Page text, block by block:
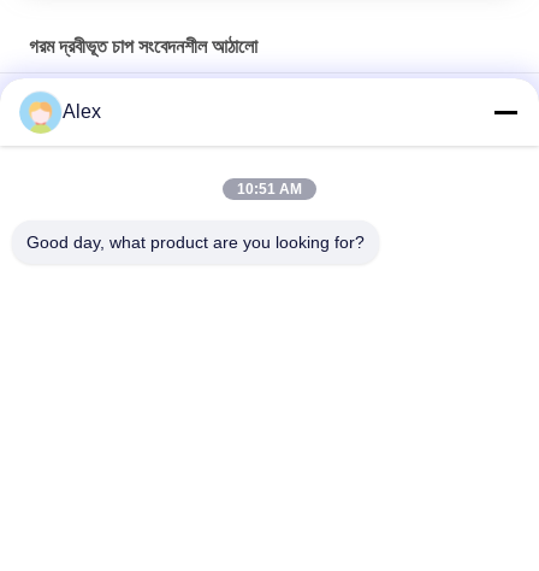
গরম দ্রবীভূত চাপ সংবেদনশীল আঠালো
ভালো তাপ-প্রতিরোধী এবং উচ্চ শিয়ার শক্তি সম্পন্ন পিএসএ আঠা, ডিজিটাল লেবেলের জন্য
হট মেল্ট আঠা
Alex
10:51 AM
Good day, what product are you looking for?